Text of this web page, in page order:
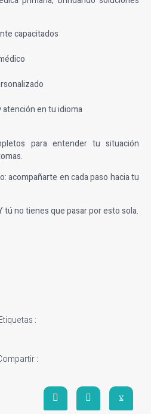
capacitados
en tu idioma
para entender tu situación
acompañarte en cada paso hacia tu
tú no tienes que pasar por esto sola.
:
: